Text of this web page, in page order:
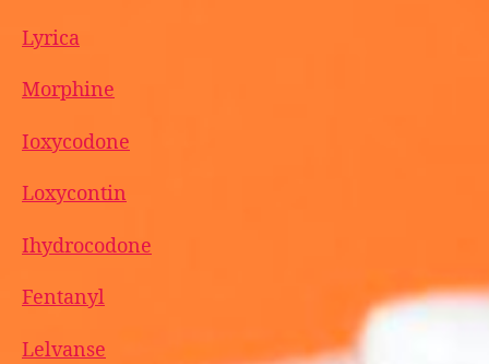
Lyrica
Morphine
Ioxycodone
Loxycontin
Ihydrocodone
Fentanyl
Lelvanse